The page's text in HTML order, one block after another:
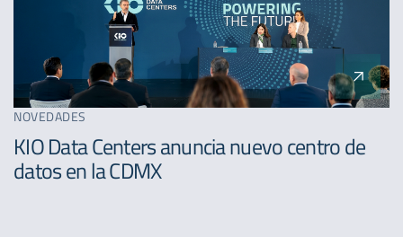
NOVEDADES
KIO Data Centers anuncia nuevo centro de
datos en la CDMX